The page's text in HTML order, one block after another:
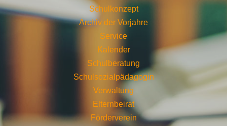
Schulkonzept
Archiv der Vorjahre
Service
Kalender
Schulberatung
Schulsozialpädagogin
Verwaltung
Elternbeirat
Förderverein